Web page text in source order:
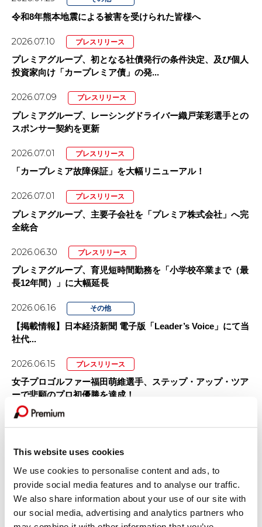
This website uses cookies
We use cookies to personalise content and ads, to
provide social media features and to analyse our traffic.
We also share information about your use of our site with
our social media, advertising and analytics partners who
令和8年熊本地震による被害を受けられた皆様へ
2026.07.10 プレスリリース
プレミアグループ、初となる社債発行の条件決定、及び個人
投資家向け「カープレミア債」の発...
2026.07.09 プレスリリース
プレミアグループ、レーシングドライバー織戸茉彩選手との
スポンサー契約を更新
2026.07.01 プレスリリース
「カープレミア故障保証」を大幅リニューアル！
2026.07.01 プレスリリース
プレミアグループ、主要子会社を「プレミア株式会社」へ完
全統合
2026.06.30 プレスリリース
プレミアグループ、育児短時間勤務を「小学校卒業まで（最
長12年間）」に大幅延長
2026.06.16 その他
【掲載情報】日本経済新聞 電子版「Leader’s Voice」にて当
社代...
2026.06.15 プレスリリース
女子プロゴルファー福田萌維選手、ステップ・アップ・ツア
ーで悲願のプロ初優勝を達成！
2026.06.11
に申し込めるクレジットカード 「...
2026.05.15 プレスリリース
プレミアグループ、バイク王&カンパニー社との合弁会社